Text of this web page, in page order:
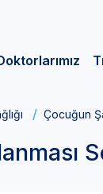
Çocuğun